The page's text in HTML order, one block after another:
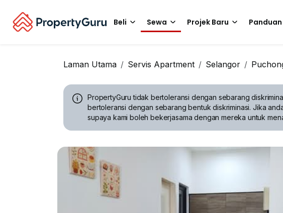
Beli Sewa Projek Baru Panduan
Laman Utama Servis Apartment Selangor
PropertyGuru tidak bertoleransi dengan sebarang
bertoleransi dengan sebarang bentuk diskriminasi. Jika
supaya kami boleh bekerjasama dengan mereka untuk